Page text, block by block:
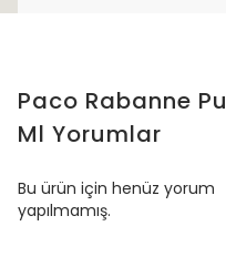
Paco Rabanne
Ml Yorumlar
Bu ürün için henüz yorum
yapılmamış.